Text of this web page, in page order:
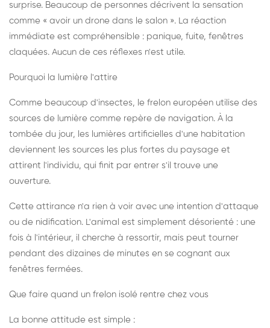
surprise. Beaucoup de personnes décrivent la sensation
comme « avoir un drone dans le salon ». La réaction
immédiate est compréhensible : panique, fuite, fenêtres
claquées. Aucun de ces réflexes n'est utile.
Pourquoi la lumière l'attire
Comme beaucoup d'insectes, le frelon européen utilise des
sources de lumière comme repère de navigation. À la
tombée du jour, les lumières artificielles d'une habitation
deviennent les sources les plus fortes du paysage et
attirent l'individu, qui finit par entrer s'il trouve une
ouverture.
Cette attirance n'a rien à voir avec une intention d'attaque
ou de nidification. L'animal est simplement désorienté : une
fois à l'intérieur, il cherche à ressortir, mais peut tourner
pendant des dizaines de minutes en se cognant aux
fenêtres fermées.
Que faire quand un frelon isolé rentre chez vous
La bonne attitude est simple :